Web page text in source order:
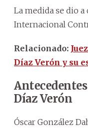
La medida se dio
Internacional
Relacionado:
Díaz Verón y su
Díaz Verón
Óscar González